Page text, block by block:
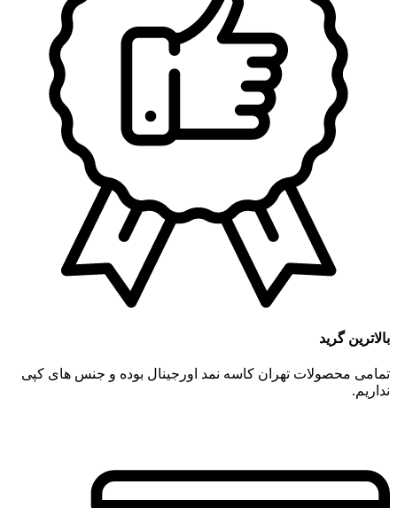
بالاترین گرید
تمامی محصولات تهران کاسه نمد اورجینال بوده و جنس های کپی
نداریم.